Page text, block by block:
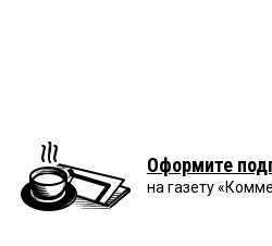
Оформите
на газету